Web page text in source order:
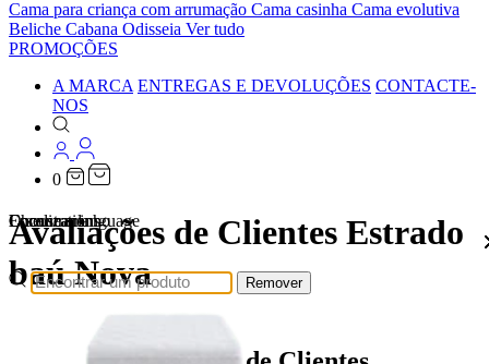
Cama para criança com arrumação Cama casinha Cama evolutiva
Beliche Cabana Odisseia Ver tudo
PROMOÇÕES
A MARCA ENTREGAS E DEVOLUÇÕES CONTACTE-
NOS
0
Localizations
Choose a language
Encontrar
Remover
O seu carrinho
Avaliações de Clientes Estrado
baú Nova